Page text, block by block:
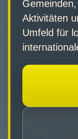
Aktivitäten
Umfeld für